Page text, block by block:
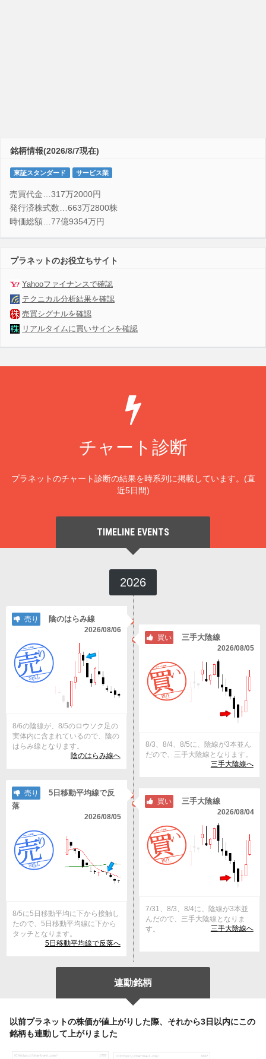
銘柄情報(2026/8/7現在)
東証スタンダード サービス業
売買代金…317万2000円
発行済株式数…663万2800株
時価総額…77億9354万円
プラネットのお役立ちサイト
Yahooファイナンスで確認
テクニカル分析結果を確認
売買シグナルを確認
リアルタイムに買いサインを確認
チャート診断
プラネットのチャート診断の結果を時系列に掲載しています。(直
近5日間)
TIMELINE EVENTS
2026
売り 陰のはらみ線
2026/08/06
8/6の陰線が、8/5のロウソク足の
実体内に含まれているので、陰の
はらみ線となります。
陰のはらみ線へ
買い 三手大陰線
2026/08/05
8/3、8/4、8/5に、陰線が3本並ん
だので、三手大陰線となります。
三手大陰線へ
売り
5日移動平均線で反
落
2026/08/05
8/5に5日移動平均に下から接触し
たので、5日移動平均線に下から
タッチとなります。
5日移動平均線で反落へ
買い 三手大陰線
2026/08/04
7/31、8/3、8/4に、陰線が3本並
んだので、三手大陰線となりま
す。
三手大陰線へ
連動銘柄
以前プラネットの株価が値上がりした際、それから3日以内にこの
銘柄も連動して上がりました